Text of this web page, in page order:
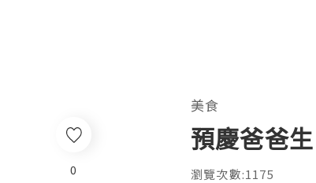
0
美食
預慶爸爸
瀏覽次數:1175